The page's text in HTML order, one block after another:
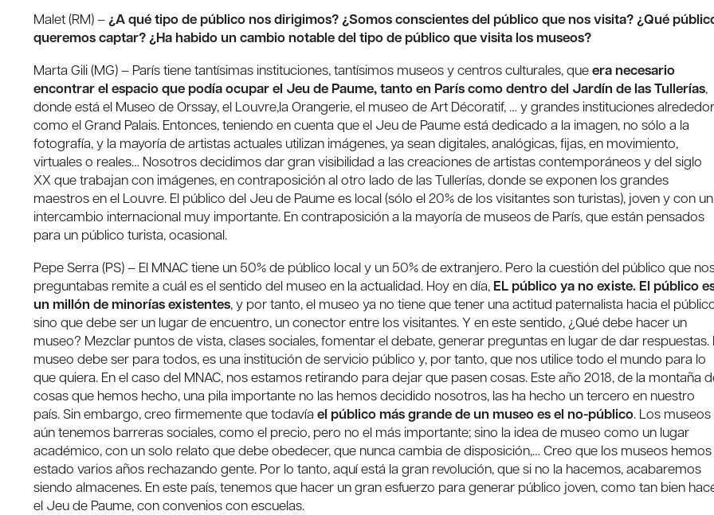
Malet (RM) –¿A qué tipo de público nos dirigimos? ¿Somos conscientes del público que nos visita? ¿Qué
queremos captar? ¿Ha habido un cambio notable del tipo de público que visita los museos?
Marta Gili (MG) – París tiene tantísimas instituciones, tantísimos museos y centros culturales, queera necesario
encontrar el espacio que podía ocupar el Jeu de Paume, tanto en París como dentro del Jardín de las Tullerías,
donde está el Museo de Orssay, el Louvre,la Orangerie, el museo de Art Décoratif, … y grandes instituciones
como el Grand Palais. Entonces, teniendo en cuenta que el Jeu de Paume está dedicado a la imagen, no sólo a la
fotografía, y la mayoría de artistas actuales utilizan imágenes, ya sean digitales, analógicas, fijas, en movimiento,
virtuales o reales… Nosotros decidimos dar gran visibilidad a las creaciones de artistas contemporáneos y del siglo
XX que trabajan con imágenes, en contraposición al otro lado de las Tullerías, donde se exponen los grandes
maestros en el Louvre. El público del Jeu de Paume es local (sólo el 20% de los visitantes son turistas), joven y con un
intercambio internacional muy importante. En contraposición a la mayoría de museos de París, que están pensados
para un público turista, ocasional.
Pepe Serra (PS) – El MNAC tiene un 50% de público local y un 50% de extranjero. Pero la cuestión del público que
preguntabas remite a cuál es el sentido del museo en la actualidad. Hoy en día, EL público ya no existe. El público
un millón de minorías existentes, y por tanto, el museo ya no tiene que tener una actitud paternalista hacia el
sino que debe ser un lugar de encuentro, un conector entre los visitantes. Y en este sentido, ¿Qué debe hacer un
museo? Mezclar puntos de vista, clases sociales, fomentar el debate, generar preguntas en lugar de dar respuestas.
museo debe ser para todos, es una institución de servicio público y, por tanto, que nos utilice todo el mundo para lo
que quiera. En el caso del MNAC, nos estamos retirando para dejar que pasen cosas. Este año 2018, de la montaña
cosas que hemos hecho, una pila importante no las hemos decidido nosotros, las ha hecho un tercero en nuestro
país. Sin embargo, creo firmemente que todavía el público más grande de un museo es el no-público. Los museos
aún tenemos barreras sociales, como el precio, pero no el más importante; sino la idea de museo como un lugar
académico, con un solo relato que debe obedecer, que nunca cambia de disposición,… Creo que los museos hemos
estado varios años rechazando gente. Por lo tanto, aquí está la gran revolución, que si no la hacemos, acabaremos
siendo almacenes. En este país, tenemos que hacer un gran esfuerzo para generar público joven, como tan bien
el Jeu de Paume, con convenios con escuelas.